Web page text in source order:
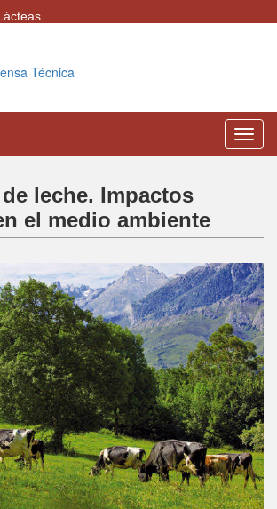
Menú
leche. Impactos
el medio ambiente